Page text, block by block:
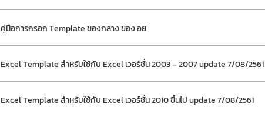
คู่มือการกรอก Template ของกลาง ของ อย.
Excel Template สำหรับใช้กับ Excel เวอร์ชั่น 2003 – 2007 update 7/08/2561
Excel Template สำหรับใช้กับ Excel เวอร์ชั่น 2010 ขึ้นไป update 7/08/2561